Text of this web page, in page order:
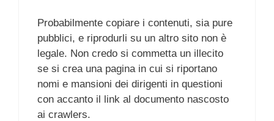
Probabilmente copiare i contenuti, sia pure
pubblici, e riprodurli su un altro sito non è
legale. Non credo si commetta un illecito
se si crea una pagina in cui si riportano
nomi e mansioni dei dirigenti in questioni
con accanto il link al documento nascosto
ai crawlers.